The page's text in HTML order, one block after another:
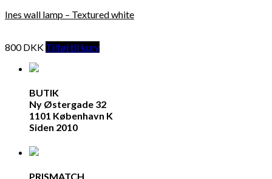
Ines wall lamp – Textured white
800DKK Tilføj til kurv
BUTIK
Ny Østergade 32
1101 København K
Siden 2010
PRISMATCH